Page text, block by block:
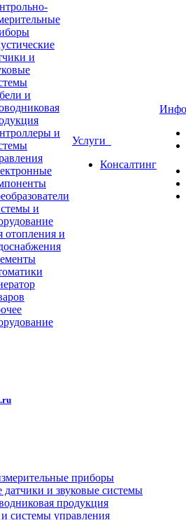
и
и
и
и
отопления и
Услуги
Консалтинг
приборы
датчики и звуковые системы
продукция
системы управления